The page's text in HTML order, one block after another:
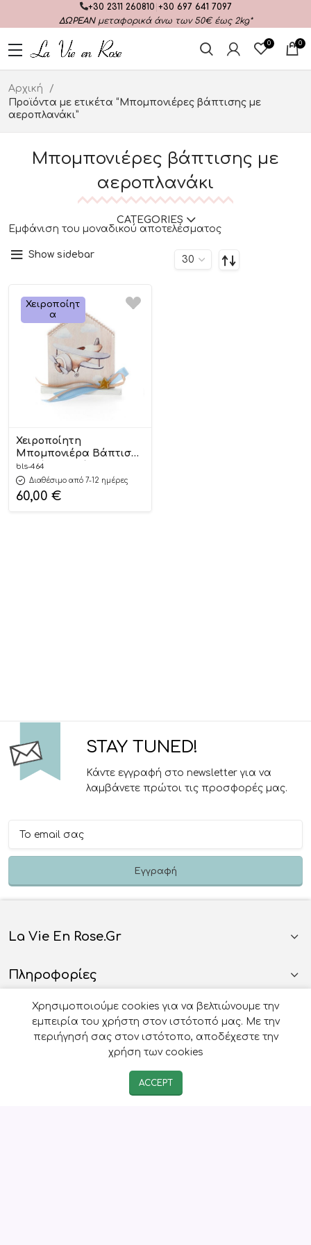
+30 2311 260810 +30 697 641 7097
ΔΩΡΕΑΝμεταφορικά άνω των 50€ έως 2kg*
0 0
Αρχική
Προϊόντα με ετικέτα “Μπομπονιέρες βάπτισης με
αεροπλανάκι”
Μπομπονιέρες βάπτισης με
αεροπλανάκι
CATEGORIES
Εμφάνιση του μοναδικού αποτελέσματος
Show sidebar
Χειροποίητ
Α
Χειροποίητη
Μπομπονιέρα Βάπτισης
Σπιτάκι σε Βάση
Αεροπλανάκι για Αγόρια
464 (11Χ9cm) 24τμχ ||
Bellissimo
bls-464
Διαθέσιμο από 7-12 ημέρες
60,00 €
STAY TUNED!
Κάντε εγγραφή στο newsletter για να
λαμβάνετε πρώτοι τις προσφορές μας.
La Vie En Rose.gr
Πληροφορίες
Όροι Χρήσης
Ωράριο Γραφείου Eshop
Ωράριο Τηλεφωνικού Κέντρου
Χρησιμοποιούμε cookies για να βελτιώνουμε την
εμπειρία του χρήστη στον ιστότοπό μας. Με την
περιήγησή σας στον ιστότοπο, αποδέχεστε την
χρήση των cookies
ACCEPT